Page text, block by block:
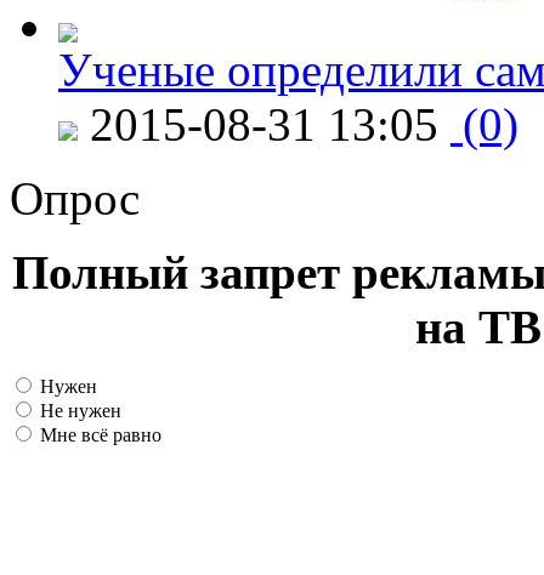
Ученые определили
2015-08-31 13:05 (0)
Опрос
Полный запрет
на ТВ
Нужен
Не нужен
Мне всё равно